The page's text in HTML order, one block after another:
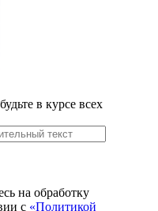
в курсе всех
на обработку
с «Политикой